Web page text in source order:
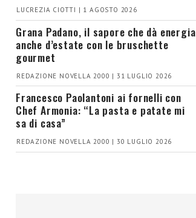
LUCREZIA CIOTTI | 1 AGOSTO 2026
Grana Padano, il sapore che dà energia
anche d’estate con le bruschette
gourmet
REDAZIONE NOVELLA 2000 | 31 LUGLIO 2026
Francesco Paolantoni ai fornelli con
Chef Armonia: “La pasta e patate mi
sa di casa”
REDAZIONE NOVELLA 2000 | 30 LUGLIO 2026